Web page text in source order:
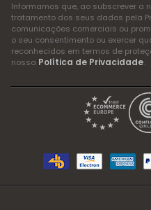
Informamos que, ao subscrever a
tratamento dos seus dados pela
comunicações comerciais ou
o seu consentimento ou exercer
reconhecidos em termos de
nossa Política de Privacidade.